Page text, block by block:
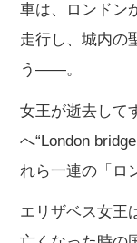
車は、ロンドン
走行し、城内の
う――。
女王が逝去して
へ“London
れら一連の「ロ
エリザベス女王